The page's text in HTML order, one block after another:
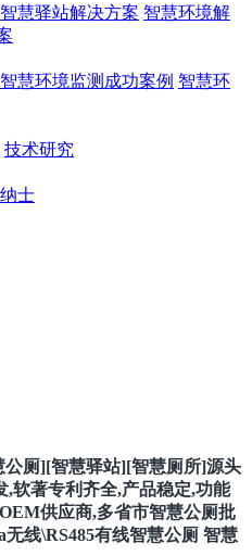
智慧驿站解决方案 智慧环境解
智慧环境监测成功案例 智慧环
技术研究
士
厕][智慧驿站][智慧厕所]源头
,软著专利齐全,产品稳定,功能
供应商,多省市智慧公厕批
线\RS485有线智慧公厕 智慧